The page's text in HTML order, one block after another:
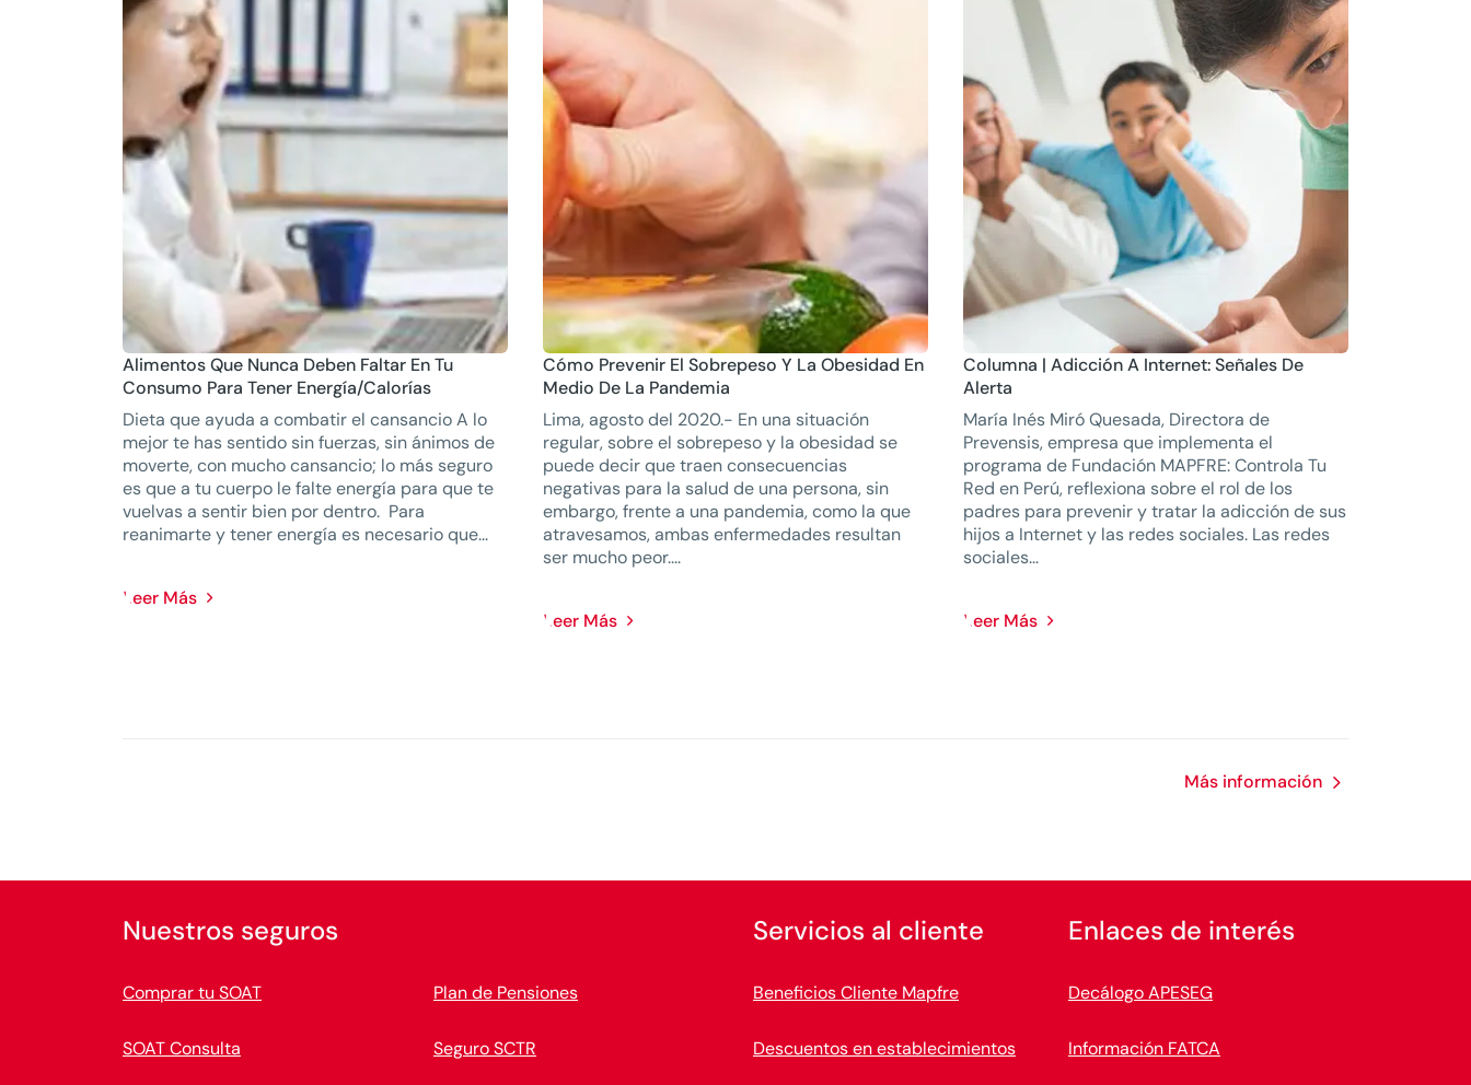
Alimentos Que Nunca Deben Faltar En Tu
Consumo Para Tener Energía/calorías
Dieta que ayuda a combatir el cansancio A lo
mejor te has sentido sin fuerzas, sin ánimos de
moverte, con mucho cansancio; lo más seguro
es que a tu cuerpo le falte energía para que te
vuelvas a sentir bien por dentro. Para
reanimarte y tener energía es necesario que...
Leer Más
Cómo Prevenir El Sobrepeso Y La Obesidad En
Medio De La Pandemia
Lima, agosto del 2020.- En una situación
regular, sobre el sobrepeso y la obesidad se
puede decir que traen consecuencias
negativas para la salud de una persona, sin
embargo, frente a una pandemia, como la que
atravesamos, ambas enfermedades resultan
ser mucho peor....
Leer Más
Columna | Adicción A Internet: Señales De
Alerta
María Inés Miró Quesada, Directora de
Prevensis, empresa que implementa el
programa de Fundación MAPFRE: Controla Tu
Red en Perú, reflexiona sobre el rol de los
padres para prevenir y tratar la adicción de sus
hijos a Internet y las redes sociales. Las redes
sociales...
Leer Más
Más información
Nuestros seguros
Comprar tu SOAT
SOAT Consulta
Plan de Pensiones
Seguro SCTR
Servicios al cliente
Beneficios Cliente Mapfre
Descuentos en establecimientos
Enlaces de interés
Decálogo APESEG
Información FATCA